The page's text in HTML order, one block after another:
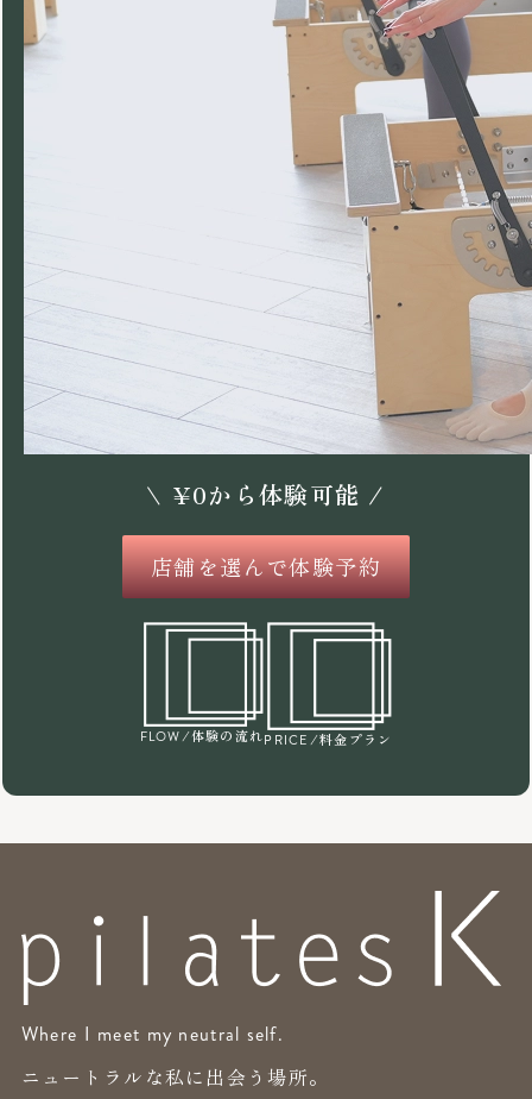
\ ¥0から体験可能 /
店舗を選んで体験予約
FLOW /体験の流れPRICE /料金プラン
Where I meet my neutral self.
ニュートラルな私に出会う場所。